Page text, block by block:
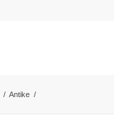
/ Antike /